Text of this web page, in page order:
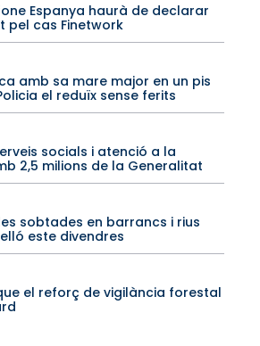
Espanya haurà de declarar
pel cas Finetwork
amb sa mare major en un pis
el reduïx sense ferits
socials i atenció a la
2,5 milions de la Generalitat
sobtades en barrancs i rius
este divendres
el reforç de vigilància forestal